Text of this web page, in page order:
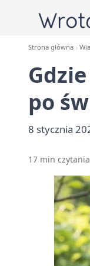
Strona główna
po
8 stycznia
17 min czytania